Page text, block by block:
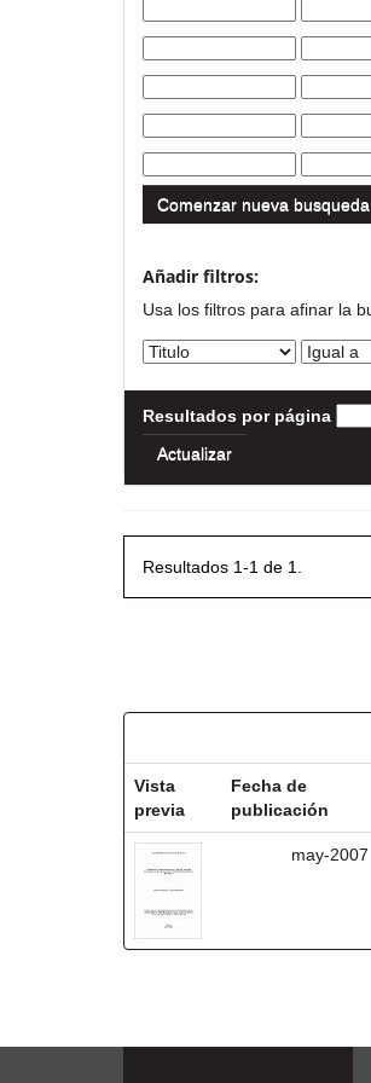
Comenzar nueva busqueda
Añadir filtros:
Usa los filtros para afinar la
Resultados por página
Resultados 1-1 de 1.
Vista
previa
Fecha de
publicación
may-2007